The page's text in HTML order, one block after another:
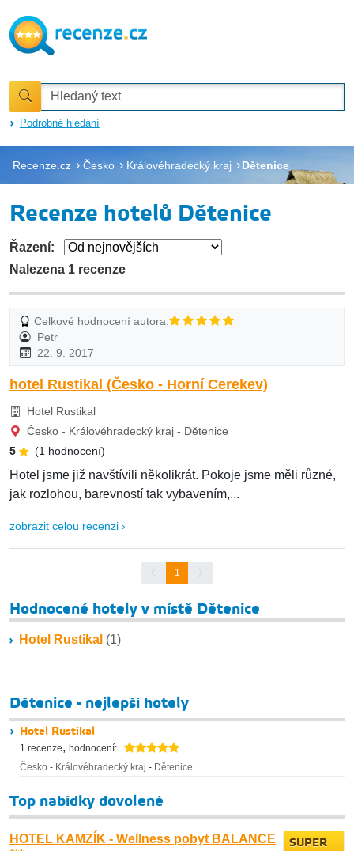
Podrobné hledání
Recenze.cz Česko Královéhradecký kraj Dětenice
Recenze hotelů Dětenice
Nalezena 1 recenze
Řazení:
Celkové hodnocení autora:
Petr
22. 9. 2017
hotel Rustikal (Česko - Horní Cerekev)
Hotel Rustikal
Česko - Královéhradecký kraj - Dětenice
5
(1 hodnocení)
Hotel jsme již navštívili několikrát. Pokoje jsme měli různé,
jak rozlohou, barevností tak vybavením,...
zobrazit celou recenzi ›
1
Hodnocené hotely v místě Dětenice
Hotel Rustikal (1)
Dětenice - nejlepší hotely
Hotel Rustikal
1 recenze, hodnocení:
Česko - Královéhradecký kraj - Dětenice
Top nabídky dovolené
HOTEL KAMZÍK - Wellness pobyt BALANCE
SUPER